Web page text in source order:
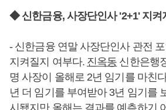
◆ 신한금융, 사장단인사 '2+1' 지켜
- 신한금융 연말 사장단인사 관전 포
지켜질지 여부다. 진옥동 신한은행
명 사장이 올해로 2년 임기를 마친
년 더 임기를 부여받아 3년 임기를